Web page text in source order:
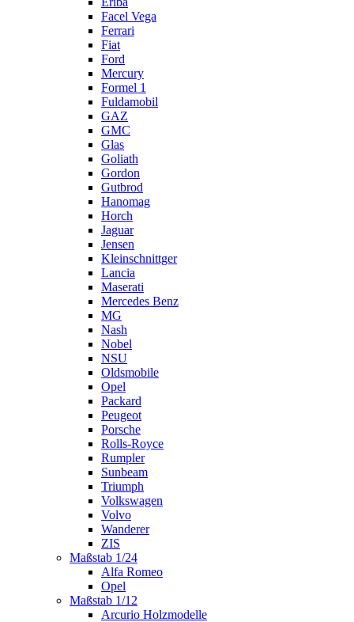
Facel Vega
Ferrari
Fiat
Ford
Mercury
Formel 1
Fuldamobil
GAZ
GMC
Glas
Goliath
Gordon
Gutbrod
Hanomag
Horch
Jaguar
Jensen
Kleinschnittger
Lancia
Maserati
Mercedes Benz
MG
Nash
Nobel
NSU
Oldsmobile
Opel
Packard
Peugeot
Porsche
Rolls-Royce
Rumpler
Sunbeam
Triumph
Volkswagen
Volvo
Wanderer
ZIS
Maßstab 1/24
Alfa Romeo
Opel
Maßstab 1/12
Arcurio Holzmodelle